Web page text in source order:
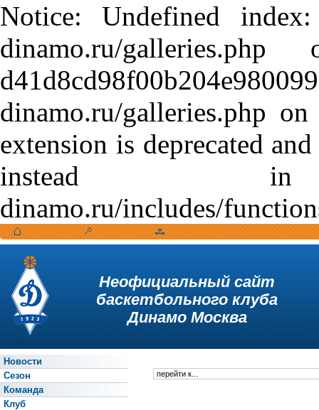
Notice: Undefined
dinamo.ru/
dinamo.ru/galleries.php
extension is deprecated
instead in /var/
dinamo.ru/includes/
Неофициальный сайт
баскетбольного клуба
Динамо Москва
Новости
Сезон
Команда
Клуб